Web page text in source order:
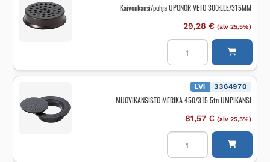
Kaivonkansi/pohja UPONOR VETO 300:LLE/315MM
29,28 € (alv 25,5%)
Kaivonkansi/pohja
UPONOR
VETO
300:LLE/315MM
määrä
LVI 3364970
MUOVIKANSISTO MERIKA 450/315 5tn UMPIKANSI
81,57 € (alv 25,5%)
MUOVIKANSISTO
MERIKA
450/315